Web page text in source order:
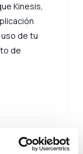
Kinesis,
de tu
de